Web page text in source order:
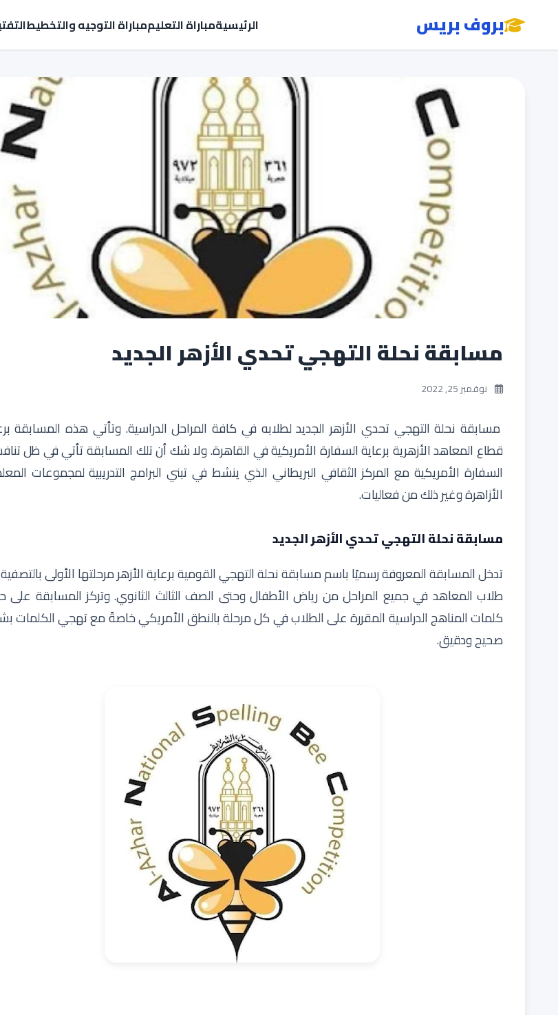
بروف بريس الرئيسيةمباراة التعليممباراة التوجيه والتخطيط
مسابقة نحلة التهجي تحدي الأزهر الجديد
نوفمبر 25, 2022
مسابقة نحلة التهجي تحدي الأزهر الجديد لطلابه في كافة المراحل الدراسية. وتأتي هذه المسابقة
قطاع المعاهد الأزهرية برعاية السفارة الأمريكية في القاهرة. ولا شك أن تلك المسابقة تأتي في ظل
السفارة الأمريكية مع المركز الثقافي البريطاني الذي ينشط في تبني البرامج التدريبية لمجموعات
الأزاهرة وغير ذلك من فعاليات.
مسابقة نحلة التهجي تحدي الأزهر الجديد
تدخل المسابقة المعروفة رسميًا باسممسابقة نحلة التهجي القوميةبرعاية الأزهر مرحلتها الأولى
طلاب المعاهد في جميع المراحل من رياض الأطفال وحتى الصف الثالث الثانوي. وتركز المسابقة
كلمات المناهج الدراسية المقررة على الطلاب في كل مرحلة بالنطق الأمريكي خاصةً مع تهجي الكلمات
صحيح ودقيق.